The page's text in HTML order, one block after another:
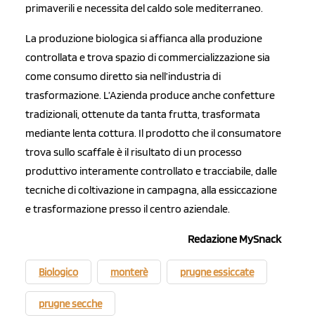
primaverili e necessita del caldo sole mediterraneo.
La produzione biologica si affianca alla produzione
controllata e trova spazio di commercializzazione sia
come consumo diretto sia nell’industria di
trasformazione. L’Azienda produce anche confetture
tradizionali, ottenute da tanta frutta, trasformata
mediante lenta cottura. Il prodotto che il consumatore
trova sullo scaffale è il risultato di un processo
produttivo interamente controllato e tracciabile, dalle
tecniche di coltivazione in campagna, alla essiccazione
e trasformazione presso il centro aziendale.
Redazione MySnack
Biologico monterè prugne essiccate
prugne secche